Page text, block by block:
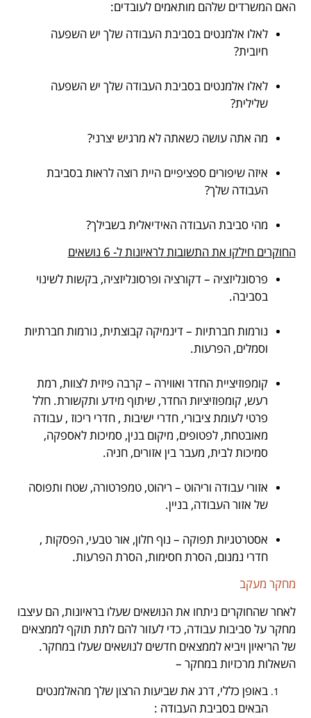
האם המשרדים שלהם מותאמים לעובדים:
לאלו אלמנטים בסביבת העבודה שלך יש השפעה
חיובית?
לאלו אלמנטים בסביבת העבודה שלך יש השפעה
שלילית?
מה אתה עושה כשאתה לא מרגיש יצרני?
איזה שיפורים ספציפיים היית רוצה לראות בסביבת
העבודה שלך?
מהי סביבת העבודה האידיאלית בשבילך?
החוקרים חילקו את התשובות לראיונות ל- 6 נושאים
פרסונליזציה – דקורציה ופרסונליזציה, בקשות לשינוי
בסביבה.
נורמות חברתיות – דינמיקה קבוצתית, נורמות חברתיות
וסמלים, הפרעות.
קומפוזיציית החדר ואווירה – קרבה פיזית לצוות, רמת
רעש, קומפוזיציות החדר, שיתוף מידע ותקשורת. חלל
פרטי לעומת ציבורי, חדרי ישיבות , חדרי ריכוז , עבודה
מאובטחת, לפטופים, מיקום בנין, סמיכות לאספקה,
סמיכות לבית, מעבר בין אזורים, חניה.
אזורי עבודה וריהוט – ריהוט, טמפרטורה, שטח ותפוסה
של אזור העבודה, בניין.
אסטרטגיות תפוקה – נוף חלון, אור טבעי, הפסקות ,
חדרי נמנום, הסרת חסימות, הסרת הפרעות.
מחקר מעקב
לאחר שהחוקרים ניתחו את הנושאים שעלו בראיונות, הם עיצבו
מחקר על סביבות עבודה, כדי לעזור להם לתת תוקף לממצאים
של הריאיון ויביא לממצאים חדשים לנושאים שעלו במחקר.
השאלות מרכזיות במחקר –
באופן כללי, דרג את שביעות הרצון שלך מהאלמנטים
הבאים בסביבת העבודה :